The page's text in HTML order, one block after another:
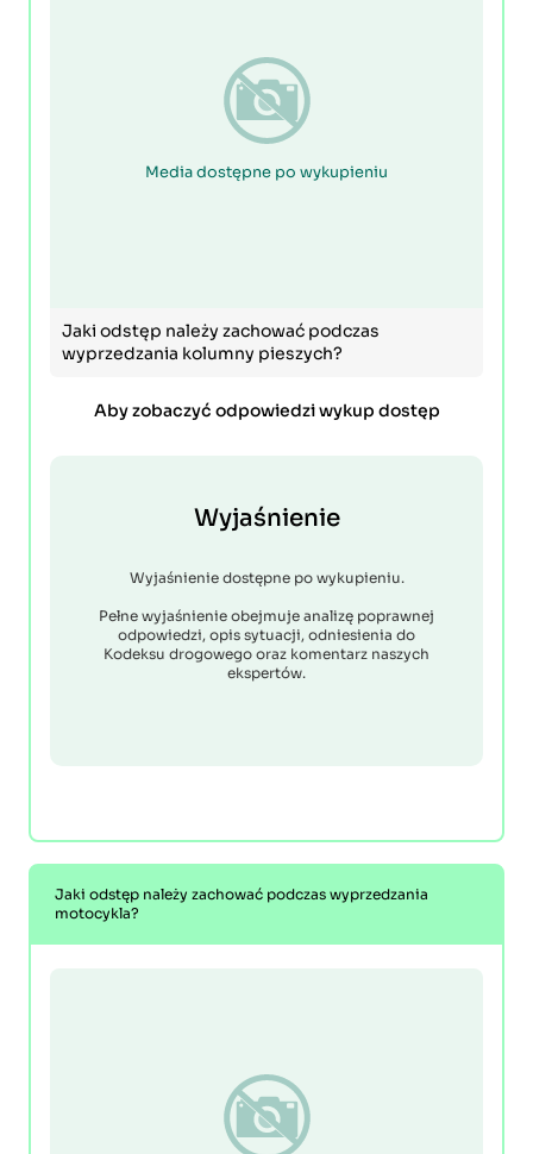
Media dostępne po wykupieniu
Jaki odstęp należy zachować podczas
wyprzedzania kolumny pieszych?
Aby zobaczyć odpowiedzi wykup dostęp
Wyjaśnienie
Wyjaśnienie dostępne po wykupieniu.
Pełne wyjaśnienie obejmuje analizę poprawnej
odpowiedzi, opis sytuacji, odniesienia do
Kodeksu drogowego oraz komentarz naszych
ekspertów.
Jaki odstęp należy zachować podczas wyprzedzania
motocykla?